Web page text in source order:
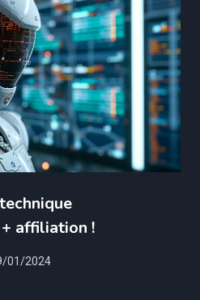
affiliation !
01/2024